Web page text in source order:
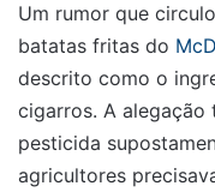
Um rumor que
batatas fritas do
descrito como o
cigarros. A alegação
pesticida
agricultores